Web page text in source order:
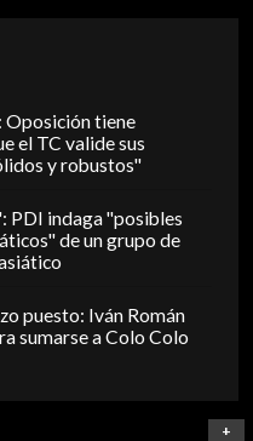
tiene
el TC valide sus
y robustos"
PDI indaga "posibles
de un grupo de
puesto: Iván Román
sumarse a Colo Colo
+